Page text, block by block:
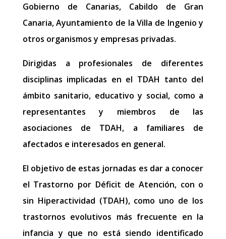
Gobierno de Canarias, Cabildo de Gran
Canaria, Ayuntamiento de la Villa de Ingenio y
otros organismos y empresas privadas.
Dirigidas a profesionales de diferentes
disciplinas implicadas en el TDAH tanto del
ámbito sanitario, educativo y social, como a
representantes y miembros de las
asociaciones de TDAH, a familiares de
afectados e interesados en general.
El objetivo de estas jornadas es dar a conocer
el Trastorno por Déficit de Atención, con o
sin Hiperactividad (TDAH), como uno de los
trastornos evolutivos más frecuente en la
infancia y que no está siendo identificado